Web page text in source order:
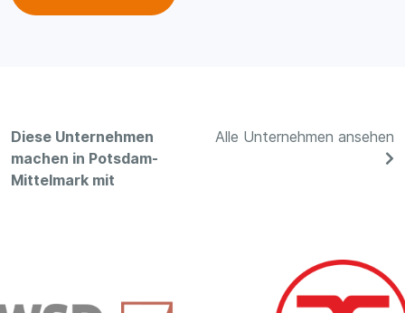
Diese Unternehmen
machen in Potsdam-
Mittelmark mit
Alle Unternehmen ansehen